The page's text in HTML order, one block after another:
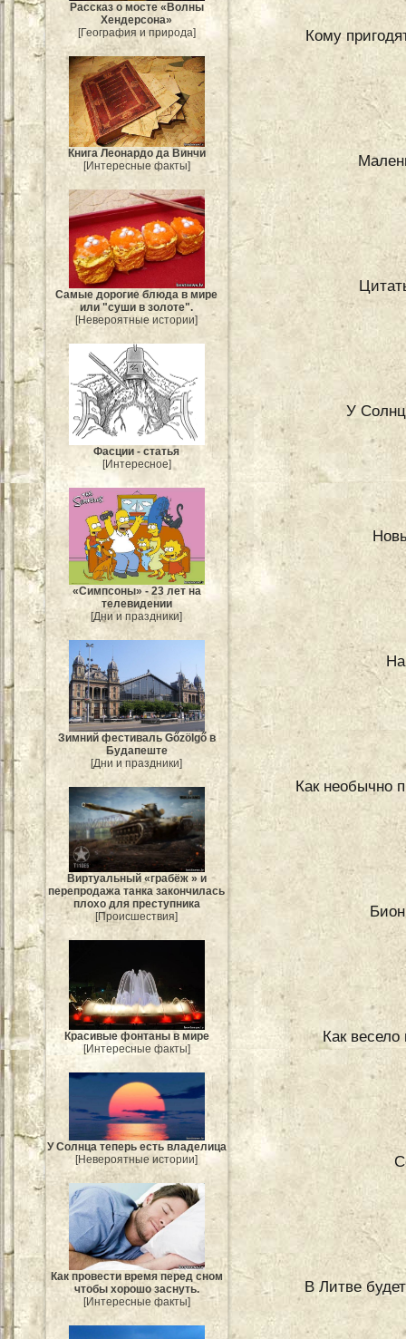
Рассказ о мосте «Волны
Хендерсона»
[География и природа]
Книга Леонардо да Винчи
[Интересные факты]
Самые дорогие блюда в мире
или "суши в золоте".
[Невероятные истории]
Фасции - статья
[Интересное]
«Симпсоны» - 23 лет на
телевидении
[Дни и праздники]
Зимний фестиваль Gőzölgő в
Будапеште
[Дни и праздники]
Виртуальный «грабёж » и
перепродажа танка закончилась
плохо для преступника
[Происшествия]
Красивые фонтаны в мире
[Интересные факты]
У Солнца теперь есть владелица
[Невероятные истории]
Как провести время перед сном
чтобы хорошо заснуть.
[Интересные факты]
Кому
У
Как необычно
Как весело
В Литве